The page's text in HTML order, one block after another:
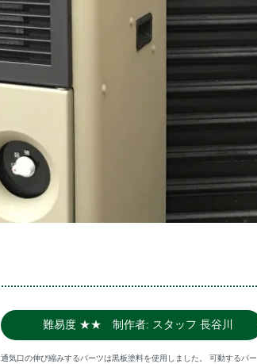
難易度 ★★ 制作者: スタッフ 長谷川
通気口の伸び縮みするパーツは黒板塗料を使用しました。 可動するパー